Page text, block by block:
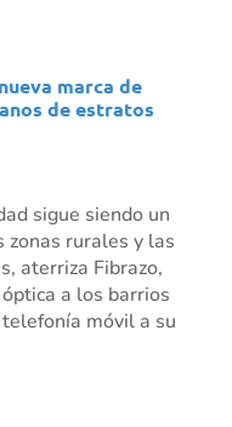
marca de
de estratos
sigue siendo un
zonas rurales y las
aterriza Fibrazo,
a los barrios
móvil a su